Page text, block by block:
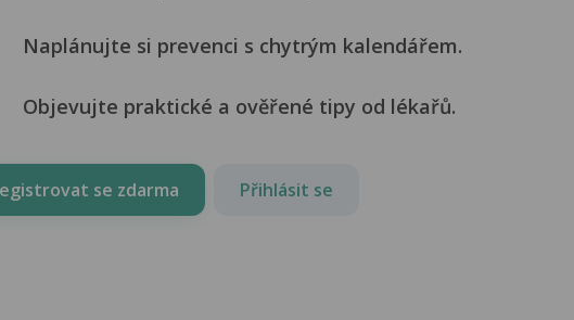
Naplánujte si prevenci s chytrým kalendářem.
Objevujte praktické a ověřené tipy od lékařů.
se zdarma Přihlásit se